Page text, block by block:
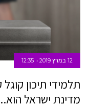
12 במרץ 2019 12:35
תלמידי תיכון
מדינת ישראל